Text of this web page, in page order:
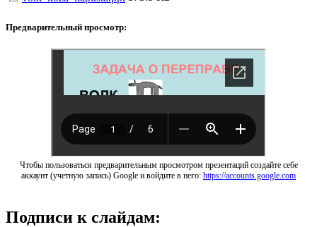
Предварительный просмотр:
Чтобы пользоваться предварительным просмотром презентаций создайте себе
аккаунт (учетную запись) Google и войдите в него: https://accounts.google.com
Подписи к слайдам: